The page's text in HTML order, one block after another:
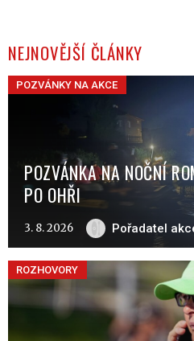
NEJNOVĚJŠÍ ČLÁNKY
POZVÁNKY NA AKCE
POZVÁNKA NA NOČNÍ
PO OHŘI
3. 8. 2026 Pořadatel
ROZHOVORY